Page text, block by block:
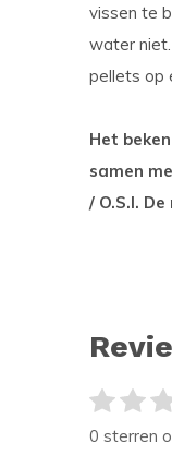
vissen te
water
pellets op
Het
samen
/ O.S.I.
0 sterren